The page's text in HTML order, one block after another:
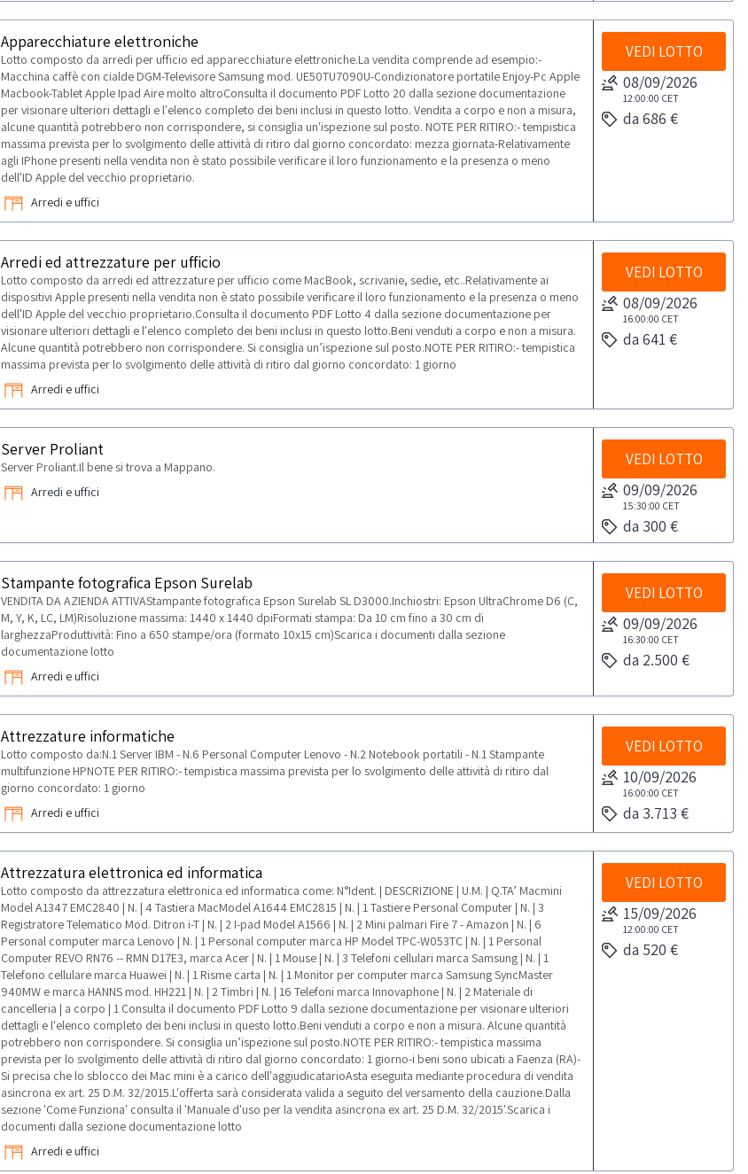
Apparecchiature elettroniche
Lotto composto da arredi per ufficio ed apparecchiature elettroniche.La vendita comprende ad esempio:-
Macchina caffè con cialde DGM-Televisore Samsung mod. UE50TU7090U-Condizionatore portatile Enjoy-Pc Apple
Macbook-Tablet Apple Ipad Aire molto altroConsulta il documento PDF Lotto 20 dalla sezione documentazione
per visionare ulteriori dettagli e l'elenco completo dei beni inclusi in questo lotto. Vendita a corpo e non a misura,
alcune quantità potrebbero non corrispondere, si consiglia un'ispezione sul posto. NOTE PER RITIRO:- tempistica
massima prevista per lo svolgimento delle attività di ritiro dal giorno concordato: mezza giornata-Relativamente
agli IPhone presenti nella vendita non è stato possibile verificare il loro funzionamento e la presenza o meno
dell'ID Apple del vecchio proprietario.
Arredi e uffici
VEDI LOTTO
08/09/2026
12:00:00 CET
da 686 €
Arredi ed attrezzature per ufficio
Lotto composto da arredi ed attrezzature per ufficio come MacBook, scrivanie, sedie, etc..Relativamente ai
dispositivi Apple presenti nella vendita non è stato possibile verificare il loro funzionamento e la presenza o meno
dell'ID Apple del vecchio proprietario.Consulta il documento PDF Lotto 4 dalla sezione documentazione per
visionare ulteriori dettagli e l'elenco completo dei beni inclusi in questo lotto.Beni venduti a corpo e non a misura.
Alcune quantità potrebbero non corrispondere. Si consiglia un’ispezione sul posto.NOTE PER RITIRO:- tempistica
massima prevista per lo svolgimento delle attività di ritiro dal giorno concordato: 1 giorno
Arredi e uffici
VEDI LOTTO
08/09/2026
16:00:00 CET
da 641 €
Server Proliant
Server Proliant.Il bene si trova a Mappano.
Arredi e uffici
VEDI LOTTO
09/09/2026
15:30:00 CET
da 300 €
Stampante fotografica Epson Surelab
VENDITA DA AZIENDA ATTIVAStampante fotografica Epson Surelab SL D3000.Inchiostri: Epson UltraChrome D6 (C,
M, Y, K, LC, LM)Risoluzione massima: 1440 x 1440 dpiFormati stampa: Da 10 cm fino a 30 cm di
larghezzaProduttività: Fino a 650 stampe/ora (formato 10x15 cm)Scarica i documenti dalla sezione
documentazione lotto
Arredi e uffici
VEDI LOTTO
09/09/2026
16:30:00 CET
da 2.500 €
Attrezzature informatiche
Lotto composto da:N.1 Server IBM - N.6 Personal Computer Lenovo - N.2 Notebook portatili - N.1 Stampante
multifunzione HPNOTE PER RITIRO:- tempistica massima prevista per lo svolgimento delle attività di ritiro dal
giorno concordato: 1 giorno
Arredi e uffici
VEDI LOTTO
10/09/2026
16:00:00 CET
da 3.713 €
Attrezzatura elettronica ed informatica
Lotto composto da attrezzatura elettronica ed informatica come: N°Ident. | DESCRIZIONE | U.M. | Q.TA’ Macmini
Model A1347 EMC2840 | N. | 4 Tastiera MacModel A1644 EMC2815 | N. | 1 Tastiere Personal Computer | N. | 3
Registratore Telematico Mod. Ditron i-T | N. | 2 I-pad Model A1566 | N. | 2 Mini palmari Fire 7 - Amazon | N. | 6
Personal computer marca Lenovo | N. | 1 Personal computer marca HP Model TPC-W053TC | N. | 1 Personal
Computer REVO RN76 -- RMN D17E3, marca Acer | N. | 1 Mouse | N. | 3 Telefoni cellulari marca Samsung | N. | 1
Telefono cellulare marca Huawei | N. | 1 Risme carta | N. | 1 Monitor per computer marca Samsung SyncMaster
940MW e marca HANNS mod. HH221 | N. | 2 Timbri | N. | 16 Telefoni marca Innovaphone | N. | 2 Materiale di
cancelleria | a corpo | 1 Consulta il documento PDF Lotto 9 dalla sezione documentazione per visionare ulteriori
dettagli e l'elenco completo dei beni inclusi in questo lotto.Beni venduti a corpo e non a misura. Alcune quantità
potrebbero non corrispondere. Si consiglia un’ispezione sul posto.NOTE PER RITIRO:- tempistica massima
prevista per lo svolgimento delle attività di ritiro dal giorno concordato: 1 giorno-i beni sono ubicati a Faenza (RA)-
Si precisa che lo sblocco dei Mac mini è a carico dell'aggiudicatarioAsta eseguita mediante procedura di vendita
asincrona ex art. 25 D.M. 32/2015.L'offerta sarà considerata valida a seguito del versamento della cauzione.Dalla
sezione 'Come Funziona' consulta il 'Manuale d'uso per la vendita asincrona ex art. 25 D.M. 32/2015'.Scarica i
documenti dalla sezione documentazione lotto
Arredi e uffici
VEDI LOTTO
15/09/2026
12:00:00 CET
da 520 €